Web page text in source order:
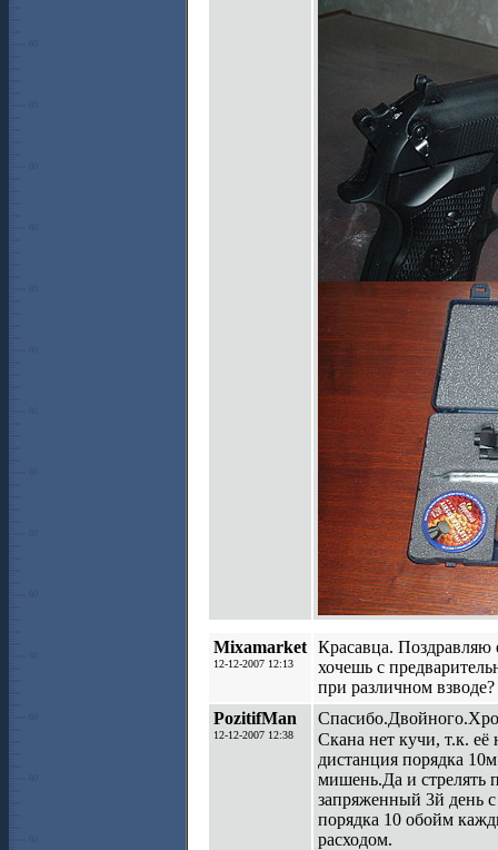
Mixamarket
12-12-2007 12:13
Красавца. Поздравляю
хочешь с
при различном взводе?
PozitifMan
12-12-2007 12:38
Скана нет кучи, т.к. её
дистанция порядка
мишень.Да и стрелять
запряженный 3й день
порядка 10 обойм
расходом.